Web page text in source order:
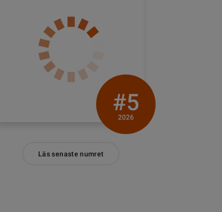
#5
2026
Läs senaste numret